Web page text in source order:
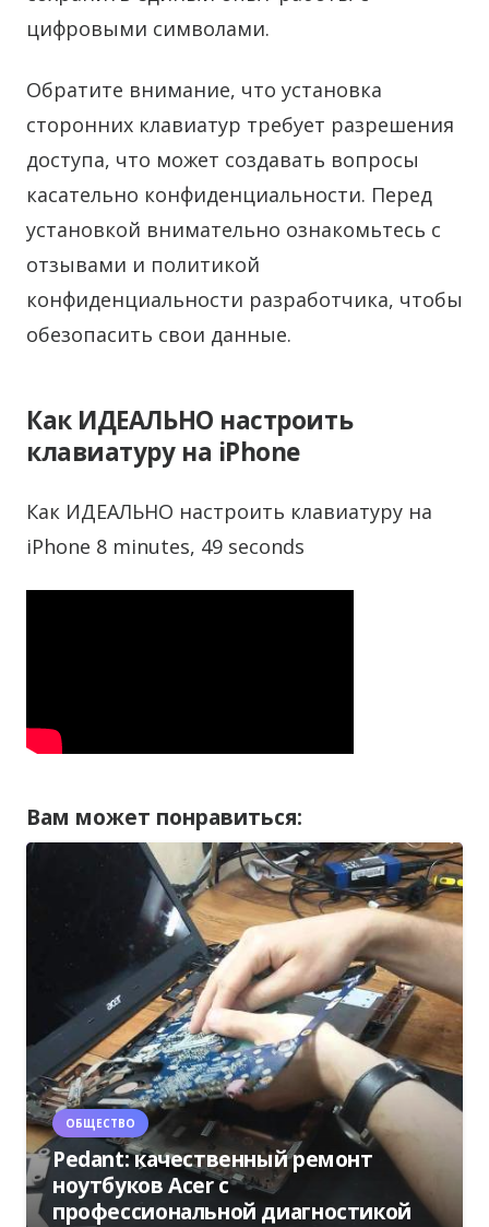
цифровыми символами.
Обратите внимание, что установка
сторонних клавиатур требует разрешения
доступа, что может создавать вопросы
касательно конфиденциальности. Перед
установкой внимательно ознакомьтесь с
отзывами и политикой
конфиденциальности разработчика, чтобы
обезопасить свои данные.
Как ИДЕАЛЬНО настроить
клавиатуру на iPhone
Как ИДЕАЛЬНО настроить клавиатуру на
iPhone 8 minutes, 49 seconds
Вам может понравиться:
ОБЩЕСТВО
Pedant: качественный ремонт
ноутбуков Acer с
профессиональной диагностикой